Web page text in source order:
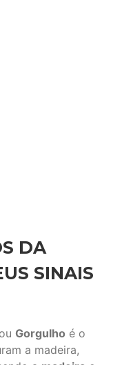
DA
SINAIS
ou Gorgulho é o
a madeira,